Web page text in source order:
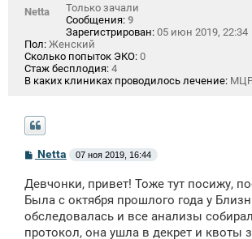
Netta
Только зачали
Сообщения: 9
Зарегистрирован: 05 июн 2019, 22:34
Пол: Женский
Сколько попыток ЭКО: 0
Стаж бесплодия: 4
В каких клиниках проводилось лечение:
С
б
щ
е
н
и
Netta 07 ноя 2019, 16:44
Девчонки, привет! Тоже тут посижу,
Была с октября прошлого года у
обследовалась и все анализы
протокол, она ушла в декрет и квоты